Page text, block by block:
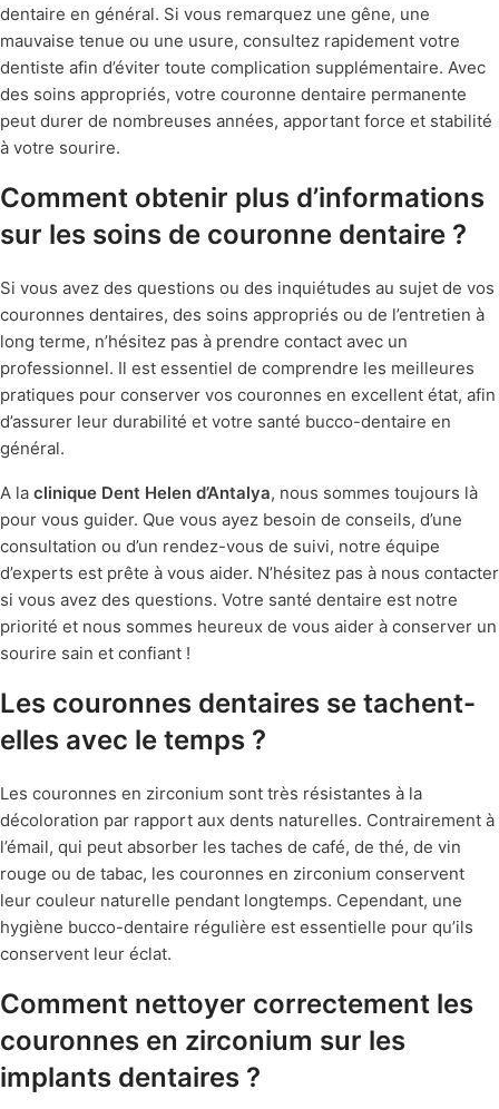
dentaire en général. Si vous remarquez une gêne, une
mauvaise tenue ou une usure, consultez rapidement votre
dentiste afin d’éviter toute complication supplémentaire. Avec
des soins appropriés, votre couronne dentaire permanente
peut durer de nombreuses années, apportant force et stabilité
à votre sourire.
Comment obtenir plus d’informations
sur les soins de couronne dentaire ?
Si vous avez des questions ou des inquiétudes au sujet de vos
couronnes dentaires, des soins appropriés ou de l’entretien à
long terme, n’hésitez pas à prendre contact avec un
professionnel. Il est essentiel de comprendre les meilleures
pratiques pour conserver vos couronnes en excellent état, afin
d’assurer leur durabilité et votre santé bucco-dentaire en
général.
A la clinique Dent Helen d’Antalya, nous sommes toujours là
pour vous guider. Que vous ayez besoin de conseils, d’une
consultation ou d’un rendez-vous de suivi, notre équipe
d’experts est prête à vous aider. N’hésitez pas à nous contacter
si vous avez des questions. Votre santé dentaire est notre
priorité et nous sommes heureux de vous aider à conserver un
sourire sain et confiant !
Les couronnes dentaires se tachent-
elles avec le temps ?
Les couronnes en zirconium sont très résistantes à la
décoloration par rapport aux dents naturelles. Contrairement à
l’émail, qui peut absorber les taches de café, de thé, de vin
rouge ou de tabac, les couronnes en zirconium conservent
leur couleur naturelle pendant longtemps. Cependant, une
hygiène bucco-dentaire régulière est essentielle pour qu’ils
conservent leur éclat.
Comment nettoyer correctement les
couronnes en zirconium sur les
implants dentaires ?